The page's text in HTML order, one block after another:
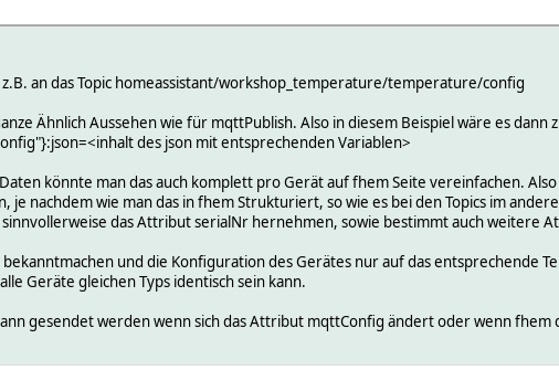
z.B. an das Topic homeassistant/workshop_temperature/temperature/config
Ähnlich Aussehen wie für mqttPublish. Also in diesem Beispiel wäre es
des json mit entsprechenden Variablen>
könnte man das auch komplett pro Gerät auf fhem Seite vereinfachen.
je nachdem wie man das in fhem Strukturiert, so wie es bei den Topics im
das Attribut serialNr hernehmen, sowie bestimmt auch weitere
bekanntmachen und die Konfiguration des Gerätes nur auf das entsprechende
Geräte gleichen Typs identisch sein kann.
gesendet werden wenn sich das Attribut mqttConfig ändert oder wenn